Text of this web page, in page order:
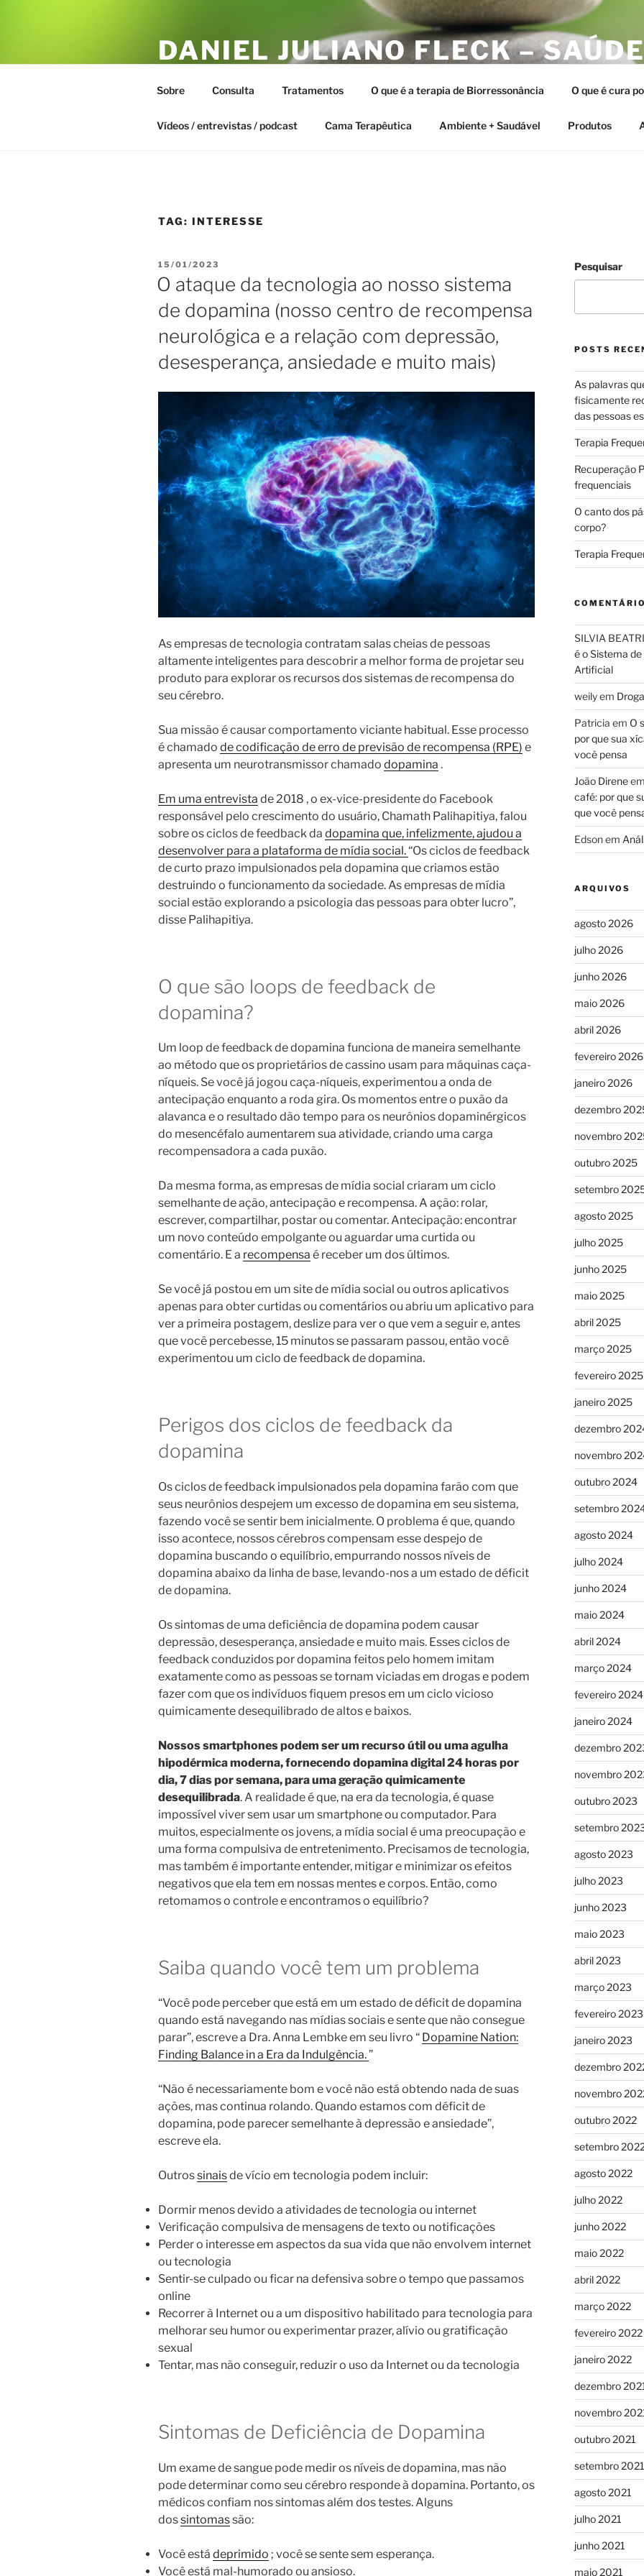
DANIEL JULIANO FLECK –
ESTAR – TERAPIAS
Sobre Consulta Tratamentos O que é a terapia de Biorressonância O que é cura
Vídeos / entrevistas / podcast Cama Terapêutica Ambiente + Saudável Produtos
TAG: INTERESSE
PUBLICADO
EM
15/01/2023
O ataque da tecnologia ao nosso sistema
de dopamina (nosso centro de recompensa
neurológica e a relação com depressão,
desesperança, ansiedade e muito mais)
As empresas de tecnologia contratam salas cheias de pessoas
altamente inteligentes para descobrir a melhor forma de projetar seu
produto para explorar os recursos dos sistemas de recompensa do
seu cérebro.
Sua missão é causar comportamento viciante habitual. Esse processo
é chamado de codificação de erro de previsão de recompensa (RPE) e
apresenta um neurotransmissor chamado dopamina .
Em uma entrevista de 2018 , o ex-vice-presidente do Facebook
responsável pelo crescimento do usuário, Chamath Palihapitiya, falou
sobre os ciclos de feedback da dopamina que, infelizmente, ajudou a
desenvolver para a plataforma de mídia social.“Os ciclos de feedback
de curto prazo impulsionados pela dopamina que criamos estão
destruindo o funcionamento da sociedade. As empresas de mídia
social estão explorando a psicologia das pessoas para obter lucro”,
disse Palihapitiya.
O que são loops de feedback de
dopamina?
Um loop de feedback de dopamina funciona de maneira semelhante
ao método que os proprietários de cassino usam para máquinas caça-
níqueis. Se você já jogou caça-níqueis, experimentou a onda de
antecipação enquanto a roda gira. Os momentos entre o puxão da
alavanca e o resultado dão tempo para os neurônios dopaminérgicos
do mesencéfalo aumentarem sua atividade, criando uma carga
recompensadora a cada puxão.
Da mesma forma, as empresas de mídia social criaram um ciclo
semelhante de ação, antecipação e recompensa. A ação: rolar,
escrever, compartilhar, postar ou comentar. Antecipação: encontrar
um novo conteúdo empolgante ou aguardar uma curtida ou
comentário. E a recompensa é receber um dos últimos.
Se você já postou em um site de mídia social ou outros aplicativos
apenas para obter curtidas ou comentários ou abriu um aplicativo para
ver a primeira postagem, deslize para ver o que vem a seguir e, antes
que você percebesse, 15 minutos se passaram passou, então você
experimentou um ciclo de feedback de dopamina.
Perigos dos ciclos de feedback da
dopamina
Os ciclos de feedback impulsionados pela dopamina farão com que
seus neurônios despejem um excesso de dopamina em seu sistema,
fazendo você se sentir bem inicialmente. O problema é que, quando
isso acontece, nossos cérebros compensam esse despejo de
dopamina buscando o equilíbrio, empurrando nossos níveis de
dopamina abaixo da linha de base, levando-nos a um estado de déficit
de dopamina.
Os sintomas de uma deficiência de dopamina podem causar
depressão, desesperança, ansiedade e muito mais. Esses ciclos de
feedback conduzidos por dopamina feitos pelo homem imitam
exatamente como as pessoas se tornam viciadas em drogas e podem
fazer com que os indivíduos fiquem presos em um ciclo vicioso
quimicamente desequilibrado de altos e baixos.
Nossos smartphones podem ser um recurso útil ou uma agulha
hipodérmica moderna, fornecendo dopamina digital 24 horas por
dia, 7 dias por semana, para uma geração quimicamente
desequilibrada. A realidade é que, na era da tecnologia, é quase
impossível viver sem usar um smartphone ou computador. Para
muitos, especialmente os jovens, a mídia social é uma preocupação e
uma forma compulsiva de entretenimento. Precisamos de tecnologia,
mas também é importante entender, mitigar e minimizar os efeitos
negativos que ela tem em nossas mentes e corpos. Então, como
retomamos o controle e encontramos o equilíbrio?
Saiba quando você tem um problema
“Você pode perceber que está em um estado de déficit de dopamina
quando está navegando nas mídias sociais e sente que não consegue
parar”, escreve a Dra. Anna Lembke em seu livro “ Dopamine Nation:
Finding Balance in a Era da Indulgência. ”
“Não é necessariamente bom e você não está obtendo nada de suas
ações, mas continua rolando. Quando estamos com déficit de
dopamina, pode parecer semelhante à depressão e ansiedade”,
escreve ela.
Outrossinaisde vício em tecnologia podem incluir:
Dormir menos devido a atividades de tecnologia ou internet
Verificação compulsiva de mensagens de texto ou notificações
Perder o interesse em aspectos da sua vida que não envolvem internet
ou tecnologia
Sentir-se culpado ou ficar na defensiva sobre o tempo que passamos
online
Recorrer à Internet ou a um dispositivo habilitado para tecnologia para
melhorar seu humor ou experimentar prazer, alívio ou gratificação
sexual
Tentar, mas não conseguir, reduzir o uso da Internet ou da tecnologia
Sintomas de Deficiência de Dopamina
Um exame de sangue pode medir os níveis de dopamina, mas não
pode determinar como seu cérebro responde à dopamina. Portanto, os
médicos confiam nos sintomas além dos testes. Alguns
dossintomassão:
Você está deprimido ; você se sente sem esperança.
Você está mal-humorado ou ansioso.
Pesquisar
POSTS
As palavras
fisicamente
das pessoas
Terapia
Recuperação
frequenciais
O canto dos
corpo?
Terapia
SILVIA
é o Sistema
Artificial
weilyem
Patricia em O
por que sua
você pensa
João Direneem
café: por que
que você
Edsonem
ARQUIVOS
agosto 2026
julho 2026
junho 2026
maio 2026
abril 2026
fevereiro 2026
janeiro 2026
dezembro
novembro
outubro 2025
setembro
agosto 2025
julho 2025
junho 2025
maio 2025
abril 2025
março 2025
fevereiro 2025
janeiro 2025
dezembro
novembro
outubro 2024
setembro
agosto 2024
julho 2024
junho 2024
maio 2024
abril 2024
março 2024
fevereiro 2024
janeiro 2024
dezembro
novembro
outubro 2023
setembro
agosto 2023
julho 2023
junho 2023
maio 2023
abril 2023
março 2023
fevereiro 2023
janeiro 2023
dezembro
novembro
outubro 2022
setembro
agosto 2022
julho 2022
junho 2022
maio 2022
abril 2022
março 2022
fevereiro 2022
janeiro 2022
dezembro
novembro
outubro 2021
setembro 2021
agosto 2021
julho 2021
junho 2021
maio 2021